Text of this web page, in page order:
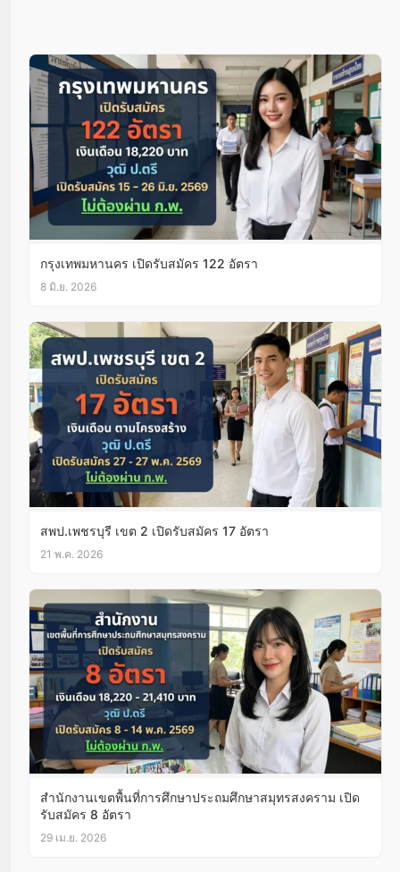
กรุงเทพมหานคร เปิดรับสมัคร 122 อัตรา
8 มิ.ย. 2026
สพป.เพชรบุรี เขต 2 เปิดรับสมัคร 17 อัตรา
21 พ.ค. 2026
สำนักงานเขตพื้นที่การศึกษาประถมศึกษาสมุทรสงคราม เปิด
รับสมัคร 8 อัตรา
29 เม.ย. 2026